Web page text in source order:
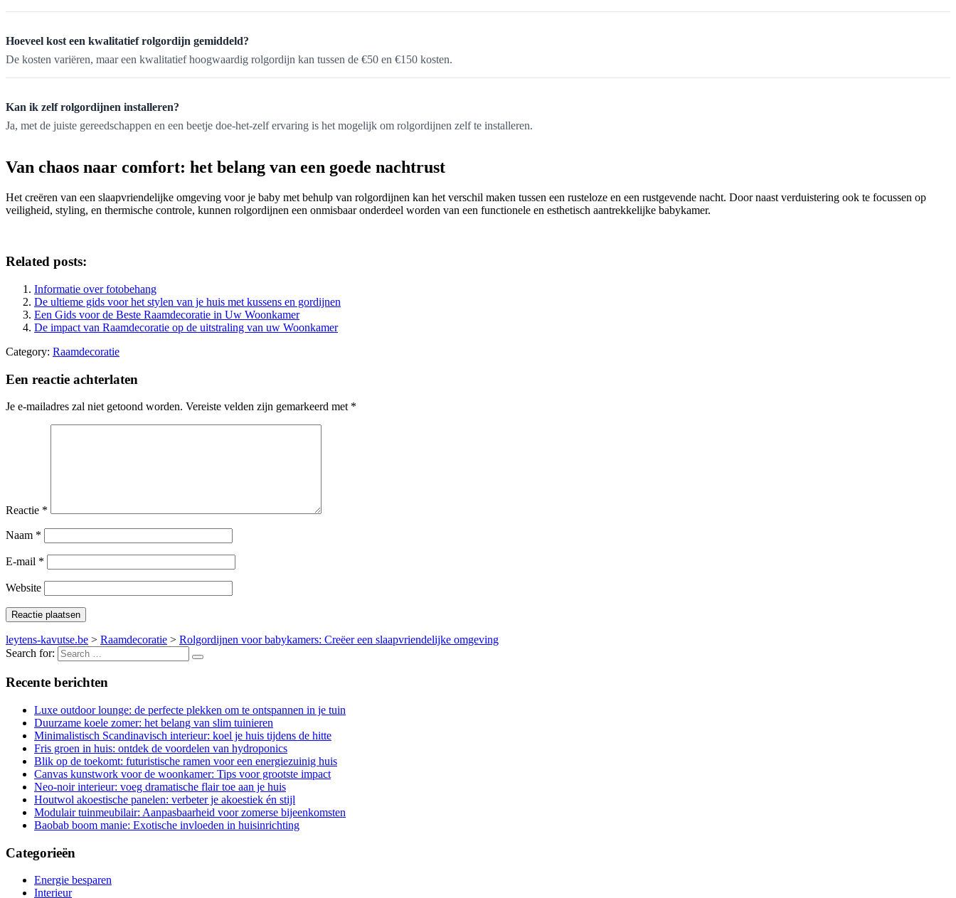
Hoeveel kost een kwalitatief rolgordijn gemiddeld?
De kosten variëren, maar een kwalitatief hoogwaardig rolgordijn kan tussen de €50 en €150 kosten.
Kan ik zelf rolgordijnen installeren?
Ja, met de juiste gereedschappen en een beetje doe-het-zelf ervaring is het mogelijk om rolgordijnen zelf te installeren.
Van chaos naar comfort: het belang van een goede nachtrust
Het creëren van een slaapvriendelijke omgeving voor je baby met behulp van rolgordijnen kan het verschil maken tussen een rusteloze en een rustgevende nacht. Door naast verduistering ook te focussen op
veiligheid, styling, en thermische controle, kunnen rolgordijnen een onmisbaar onderdeel worden van een functionele en esthetisch aantrekkelijke babykamer.
Related posts:
Informatie over fotobehang
De ultieme gids voor het stylen van je huis met kussens en gordijnen
Een Gids voor de Beste Raamdecoratie in Uw Woonkamer
De impact van Raamdecoratie op de uitstraling van uw Woonkamer
Category: Raamdecoratie
Een reactie achterlaten
Je e-mailadres zal niet getoond worden. Vereiste velden zijn gemarkeerd met *
Reactie *
Naam *
E-mail *
Website
leytens-kavutse.be > Raamdecoratie > Rolgordijnen voor babykamers: Creëer een slaapvriendelijke omgeving
Search for:
Recente berichten
Luxe outdoor lounge: de perfecte plekken om te ontspannen in je tuin
Duurzame koele zomer: het belang van slim tuinieren
Minimalistisch Scandinavisch interieur: koel je huis tijdens de hitte
Fris groen in huis: ontdek de voordelen van hydroponics
Blik op de toekomt: futuristische ramen voor een energiezuinig huis
Canvas kunstwork voor de woonkamer: Tips voor grootste impact
Neo-noir interieur: voeg dramatische flair toe aan je huis
Houtwol akoestische panelen: verbeter je akoestiek én stijl
Modulair tuinmeubilair: Aanpasbaarheid voor zomerse bijeenkomsten
Baobab boom manie: Exotische invloeden in huisinrichting
Categorieën
Energie besparen
Interieur